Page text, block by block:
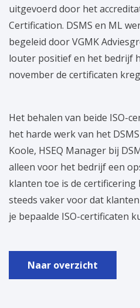
uitgevoerd door het
Certification. DSMS en ML
begeleid door VGMK
louter positief en het bedrijf
november de certificaten
Het behalen van beide ISO-
het harde werk van het
Koole, HSEQ Manager bij
alleen voor het bedrijf een
klanten toe is de
steeds vaker voor dat
je bepaalde ISO-certificaten
Naar overzicht